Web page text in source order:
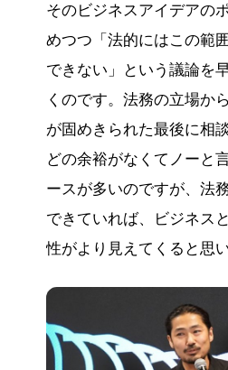
そのビジネスアイデアの
めつつ「法的にはこの範
できない」という議論を
くのです。法務の立場か
が固めきられた最後に相
どの余裕がなくてノーと
ースが多いのですが、法
できていれば、ビジネス
性がより見えてくると思い